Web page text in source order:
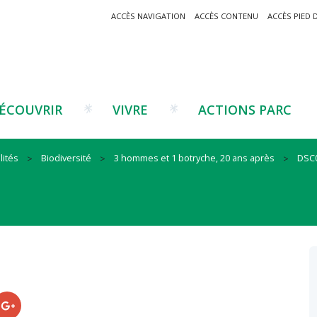
ACCÈS NAVIGATION ACCÈS CONTENU ACCÈS PIED
Musées et sites
VIVRE ACTIONS PARC
Forêt-bois
Biodiversité 3 hommes et 1 botryche, 20 ans après